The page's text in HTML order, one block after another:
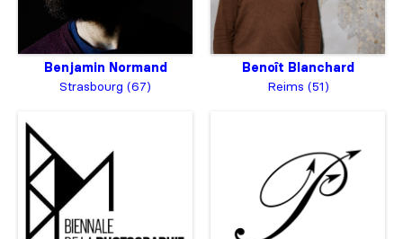
Benjamin Normand
Strasbourg (67)
Benoît Blanchard
Reims (51)